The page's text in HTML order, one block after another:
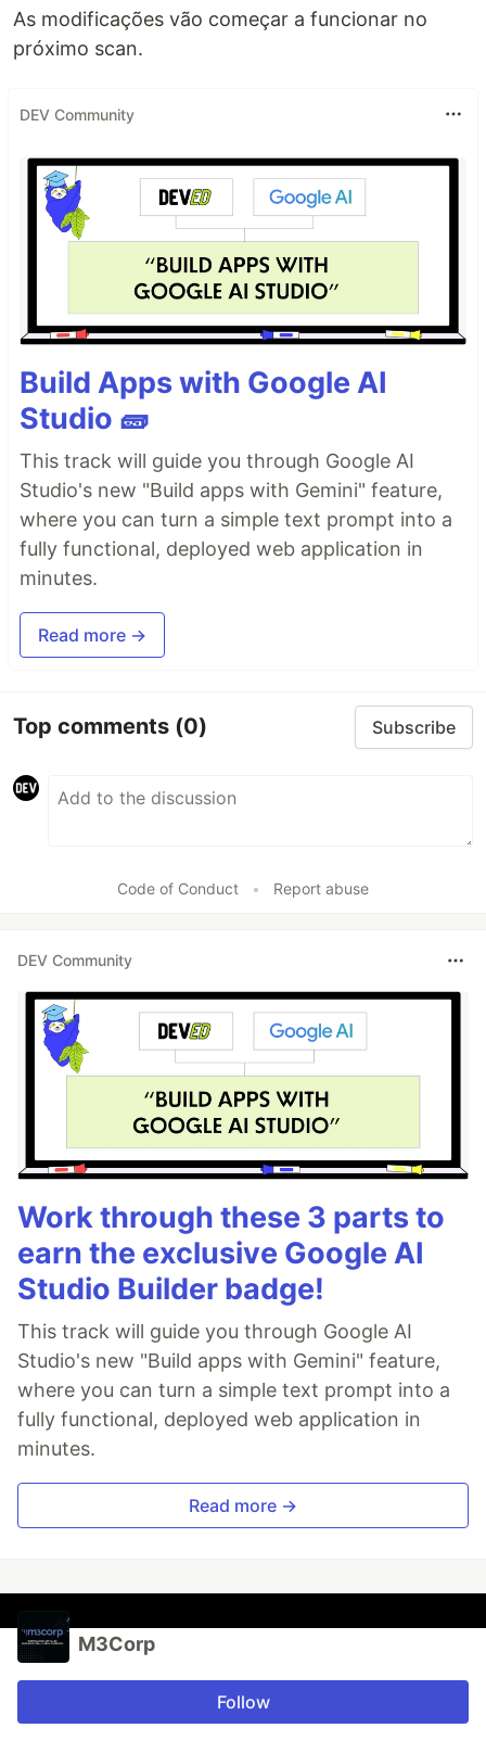
As modificações vão começar a funcionar no
próximo scan.
DEV Community
Build Apps with Google AI
Studio 🧱
This track will guide you through Google AI
Studio's new "Build apps with Gemini" feature,
where you can turn a simple text prompt into a
fully functional, deployed web application in
minutes.
Read more →
Top comments (0) Subscribe
Code of Conduct • Report abuse
DEV Community
Work through these 3 parts to
earn the exclusive Google AI
Studio Builder badge!
This track will guide you through Google AI
Studio's new "Build apps with Gemini" feature,
where you can turn a simple text prompt into a
fully functional, deployed web application in
minutes.
Read more →
M3Corp
Follow